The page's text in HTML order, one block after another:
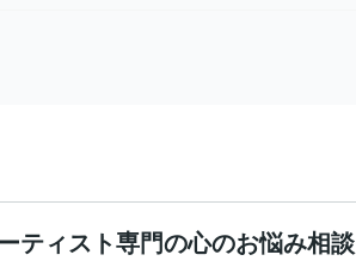
ティスト専門の心のお悩み相談